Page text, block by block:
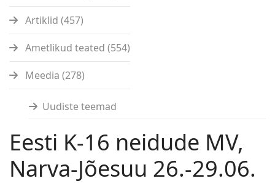
Artiklid (457)
Ametlikud teated (554)
Meedia (278)
Uudiste teemad
Eesti K-16 neidude MV,
Narva-Jõesuu 26.-29.06.